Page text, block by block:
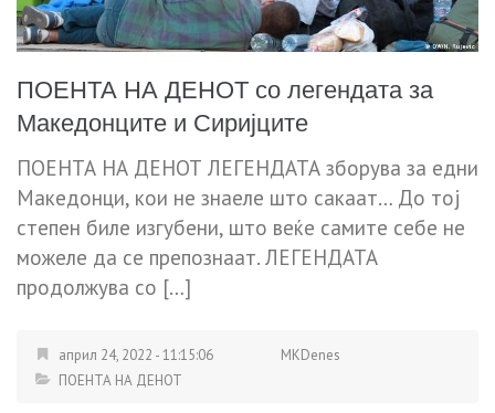
ПОЕНТА НА ДЕНОТ со легендата за
Македонците и Сиријците
ПОЕНТА НА ДЕНОТ ЛЕГЕНДАТА зборува за едни
Македонци, кои не знаеле што сакаат… До тој
степен биле изгубени, што веќе самите себе не
можеле да се препознаат. ЛЕГЕНДАТА
продолжува со […]
април 24, 2022 - 11:15:06
MKDenes
ПОЕНТА НА ДЕНОТ